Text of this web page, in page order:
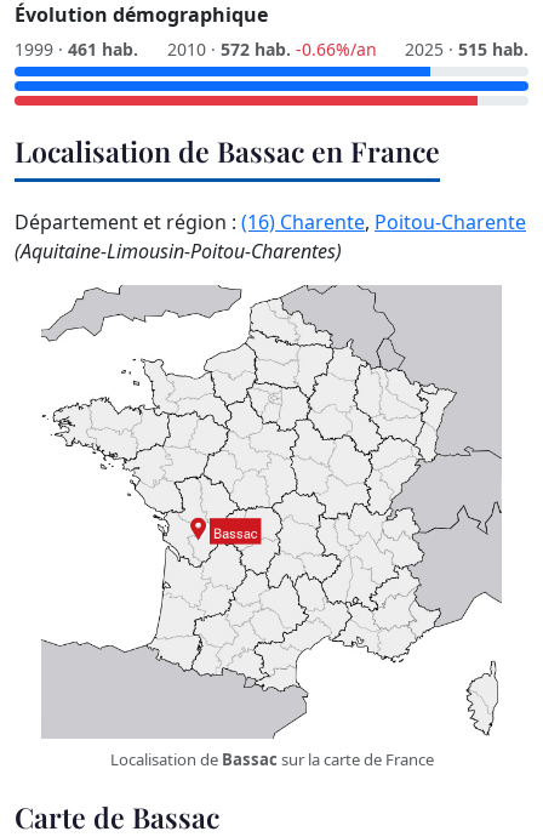
Évolution démographique
1999 · 461 hab. 2010 · 572 hab. -0.66%/an 2025 · 515 hab.
Localisation de Bassac en France
Département et région : (16) Charente, Poitou-Charente
(Aquitaine-Limousin-Poitou-Charentes)
Localisation de Bassac sur la carte de France
Carte de Bassac